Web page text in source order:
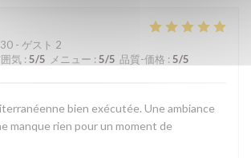
- ゲスト 2
気 : 5/5 メニュー : 5/5 品質-価格 : 5/5
bien exécutée. Une ambiance
manque rien pour un moment de